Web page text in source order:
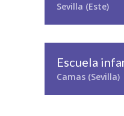
Sevilla (Este)
Escuela
Camas (Sevilla)